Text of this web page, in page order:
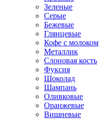
Зеленые
Серые
Бежевые
Глянцевые
Кофе с молоком
Металлик
Слоновая кость
Фуксия
Шоколад
Шампань
Оливковые
Оранжевые
Вишневые